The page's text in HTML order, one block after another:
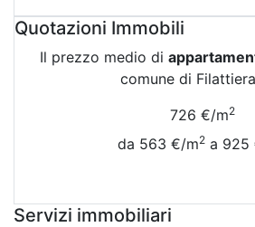
Quotazioni Immobili
Il prezzo medio di
comune di
726 €/m2
da 563 €/m2a 925
Servizi immobiliari